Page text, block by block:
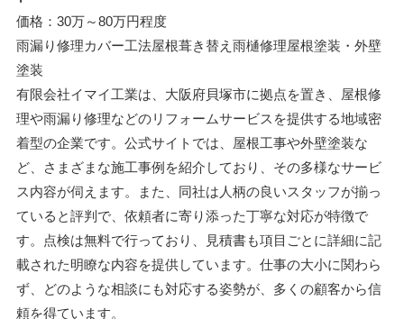
価格：30万～80万円程度
雨漏り修理カバー工法屋根葺き替え 雨樋修理屋根塗装・外壁
塗装
有限会社イマイ工業は、大阪府貝塚市に拠点を置き、屋根修
理や雨漏り修理などのリフォームサービスを提供する地域密
着型の企業です。公式サイトでは、屋根工事や外壁塗装な
ど、さまざまな施工事例を紹介しており、その多様なサービ
ス内容が伺えます。また、同社は人柄の良いスタッフが揃っ
ていると評判で、依頼者に寄り添った丁寧な対応が特徴で
す。点検は無料で行っており、見積書も項目ごとに詳細に記
載された明瞭な内容を提供しています。仕事の大小に関わら
ず、どのような相談にも対応する姿勢が、多くの顧客から信
頼を得ています。